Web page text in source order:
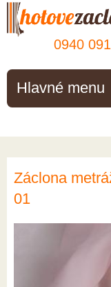
0940
Hlavné menu
Záclona
01